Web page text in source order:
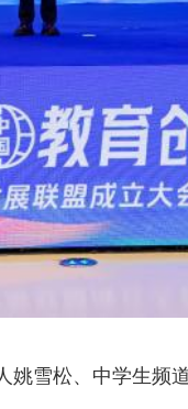
雪松、中学生频